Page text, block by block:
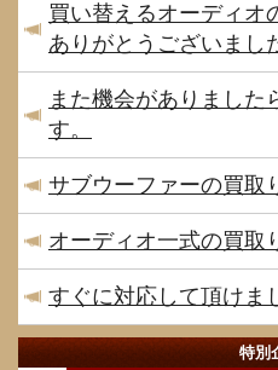
買い替えるオーディオ
ありがとうございまし
また機会がありました
す。
サブウーファーの買取
オーディオ一式の買取
すぐに対応して頂けま
特別